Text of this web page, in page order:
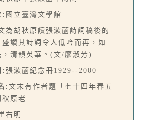
: 國立臺灣文學館
為胡秋原讀張漱菡詩詞稿後的
盛讚其詩詞令人低吟而再，如
，清韻英華。(文/廖淑芳)
: 張漱菡紀念冊1929--2000
: 文末有作者題「七十四年春五
秋原老
右明